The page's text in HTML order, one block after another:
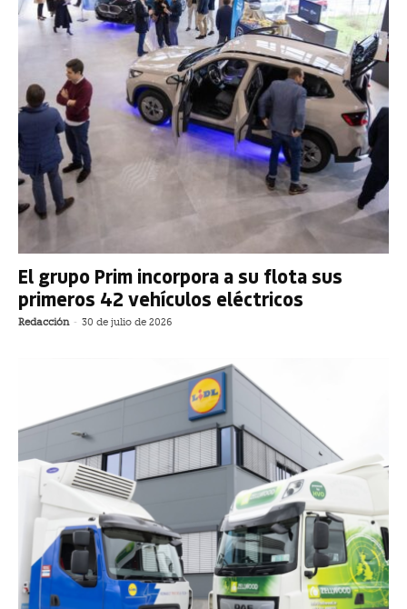
El grupo Prim incorpora a su flota sus
primeros 42 vehículos eléctricos
Redacción - 30 de julio de 2026